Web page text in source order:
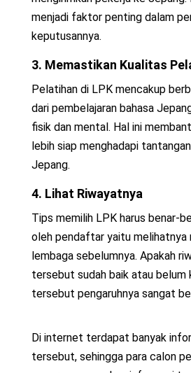
menjadi faktor penting dalam
keputusannya.
3. Memastikan Kualitas
Pelatihan di LPK mencakup
dari pembelajaran bahasa
fisik dan mental. Hal ini
lebih siap menghadapi
Jepang.
4. Lihat Riwayatnya
Tips memilih LPK harus benar-
oleh pendaftar yaitu melihatnya
lembaga sebelumnya. Apakah
tersebut sudah baik atau belum
tersebut pengaruhnya sangat
Di internet terdapat banyak
tersebut, sehingga para calon